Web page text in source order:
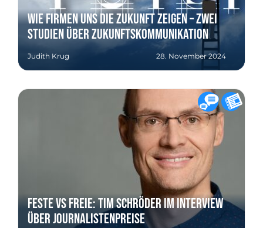
Wie Firmen uns die Zukunft zeigen – zwei
Studien über Zukunftskommunikation
Judith Krug 28. November 2024
Feste VS freie: Tim Schröder im Interview
über Journalistenpreise